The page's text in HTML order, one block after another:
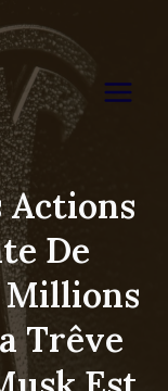
Actions
De
Millions
Trêve